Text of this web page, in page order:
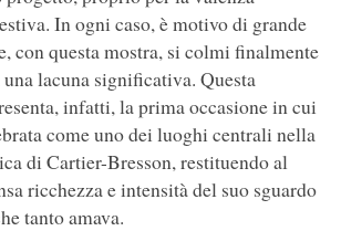
In ogni caso, è motivo di grande
con questa mostra, si colmi finalmente
lacuna significativa. Questa
infatti, la prima occasione in cui
come uno dei luoghi centrali nella
di Cartier-Bresson, restituendo al
ricchezza e intensità del suo sguardo
tanto amava.